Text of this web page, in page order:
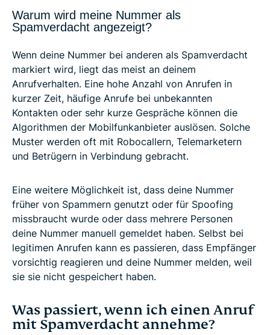
Warum wird meine Nummer als
Spamverdacht angezeigt?
Wenn deine Nummer bei anderen als Spamverdacht
markiert wird, liegt das meist an deinem
Anrufverhalten. Eine hohe Anzahl von Anrufen in
kurzer Zeit, häufige Anrufe bei unbekannten
Kontakten oder sehr kurze Gespräche können die
Algorithmen der Mobilfunkanbieter auslösen. Solche
Muster werden oft mit Robocallern, Telemarketern
und Betrügern in Verbindung gebracht.
Eine weitere Möglichkeit ist, dass deine Nummer
früher von Spammern genutzt oder für Spoofing
missbraucht wurde oder dass mehrere Personen
deine Nummer manuell gemeldet haben. Selbst bei
legitimen Anrufen kann es passieren, dass Empfänger
vorsichtig reagieren und deine Nummer melden, weil
sie sie nicht gespeichert haben.
Was passiert, wenn ich einen Anruf
mit Spamverdacht annehme?